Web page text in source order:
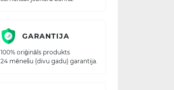
GARANTIJA
100% oriģināls produkts
24 mēnešu (divu gadu) garantija.